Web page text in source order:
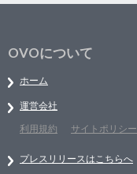
OVOについて
ホーム
運営会社
利用規約
サイトポリシー
プレスリリースはこちらへ